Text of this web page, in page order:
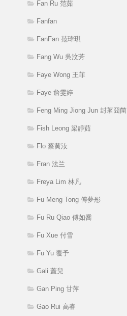
Fan Ru 范茹
Fanfan
FanFan 范瑋琪
Fang Wu 吳汶芳
Faye Wong 王菲
Faye 詹雯婷
Feng Ming Jiong Jun 封茗囧菌
Fish Leong 梁靜茹
Flo 蔡黄汝
Fran 法兰
Freya Lim 林凡
Fu Meng Tong 傅夢彤
Fu Ru Qiao 傅如喬
Fu Xue 付雪
Fu Yu 覆予
Gali 蓋兒
Gan Ping 甘萍
Gao Rui 高睿